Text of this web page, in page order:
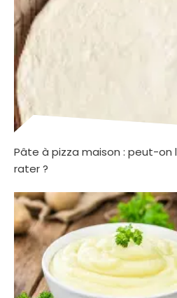
Pâte à pizza maison : peut-on
rater ?